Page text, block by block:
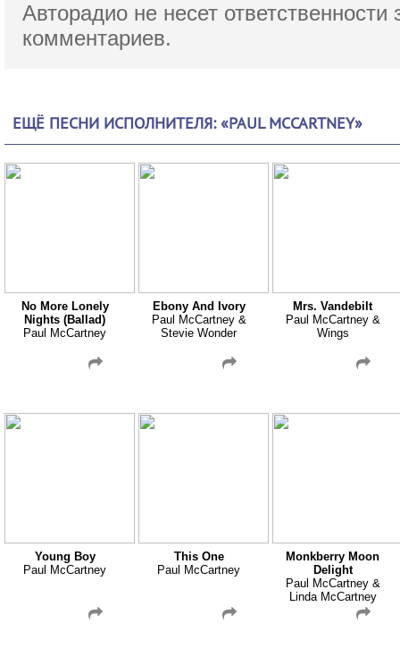
Авторадио не несет ответственности
комментариев.
ЕЩЁ ПЕСНИ ИСПОЛНИТЕЛЯ: «PAUL MCCARTNEY»
No More Lonely
Nights (Ballad)
Paul McCartney
Ebony And Ivory
Paul McCartney &
Stevie Wonder
Mrs. Vandebilt
Paul McCartney &
Wings
Young Boy
Paul McCartney
This One
Paul McCartney
Monkberry Moon
Delight
Paul McCartney &
Linda McCartney